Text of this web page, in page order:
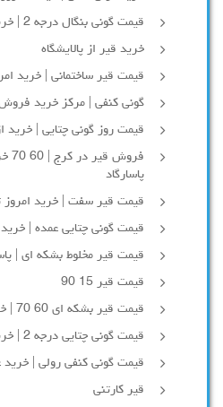
قیمت گونی بنگال درجه 2 | خرید امروز مرداد ماه 1405
خرید قیر از پالایشگاه
قیمت قیر ساختمانی | خرید
گونی کنفی | مرکز خرید
قیمت روز گونی چتایی | خرید از
پاسارگاد
قیمت قیر سفت | خرید امروز تیر
قیمت گونی چتایی عمده | خرید
قیمت قیر مخلوط بشکه ای |
قیمت قیر 15 90
قیمت قیر بشکه ای 60 70 | خرید امروز
قیمت گونی چتایی درجه 2 | خرید امروز مرداد 1405
قیمت گونی کنفی رولی | خرید
قیر کارتنی